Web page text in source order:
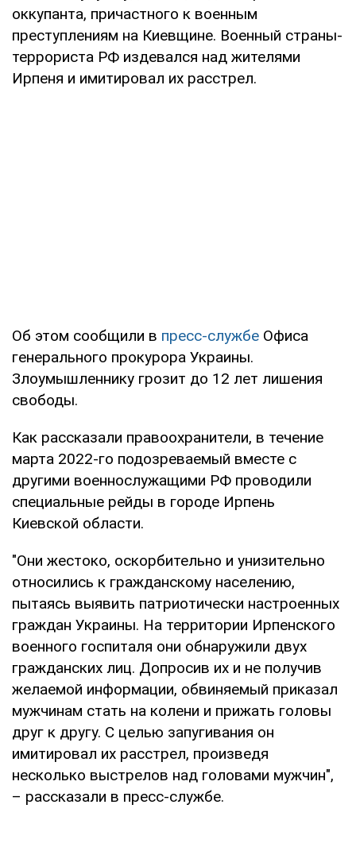
оккупанта, причастного к военным
преступлениям на Киевщине. Военный страны-
террориста РФ издевался над жителями
Ирпеня и имитировал их расстрел.
Об этом сообщили в пресс-службе Офиса
генерального прокурора Украины.
Злоумышленнику грозит до 12 лет лишения
свободы.
Как рассказали правоохранители, в течение
марта 2022-го подозреваемый вместе с
другими военнослужащими РФ проводили
специальные рейды в городе Ирпень
Киевской области.
"Они жестоко, оскорбительно и унизительно
относились к гражданскому населению,
пытаясь выявить патриотически настроенных
граждан Украины. На территории Ирпенского
военного госпиталя они обнаружили двух
гражданских лиц. Допросив их и не получив
желаемой информации, обвиняемый приказал
мужчинам стать на колени и прижать головы
друг к другу. С целью запугивания он
имитировал их расстрел, произведя
несколько выстрелов над головами мужчин",
– рассказали в пресс-службе.